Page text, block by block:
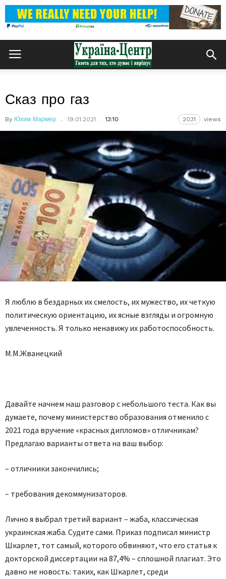
Сказ про газ
By Юхим Мармер 19.01.2021 13:10 2031 views
Я люблю в бездарных их смелость, их мужество, их четкую
политическую ориентацию, их ясные взгляды и огромную
увлеченность. Я только ненавижу их работоспособность.
М.М.Жванецкий
Давайте начнем наш разговор с небольшого теста. Как вы
думаете, почему министерство образования отменило с
2021 года вручение «красных дипломов» отличникам?
Предлагаю варианты ответа на ваш выбор:
– отличники закончились;
– требования декоммунизаторов.
Лично я выбрал третий вариант – жаба, классическая
украинская жаба. Судите сами. Приказ подписал министр
Шкарлет, тот самый, которого обвиняют, что его статья к
докторской диссертации на 87,4% – сплошной плагиат. Это
давно не новость: таких, как Шкарлет, среди